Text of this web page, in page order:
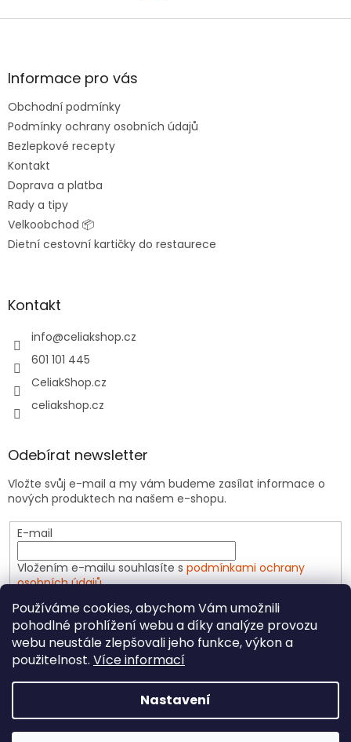
Používáme cookies, abychom Vám umožnili
pohodlné prohlížení webu a díky analýze provozu
webu neustále zlepšovali jeho funkce, výkon a
použitelnost. Více informací
Nastavení
Z
aInformace pro vás
Obchodní podmínky
Podmínky ochrany osobních údajů
Bezlepkové recepty
Kontakt
Doprava a platba
Rady a tipy
Velkoobchod 📦
Dietní cestovní kartičky do restaurece
Kontakt
info@celiakshop.cz
601 101 445
CeliakShop.cz
celiakshop.cz
Odebírat newsletter
Vložte svůj e-mail a my vám budeme zasílat informace o
nových produktech na našem e-shopu.
E-mail
Vložením e-mailu souhlasíte s podmínkami ochrany
osobních údajů
PŘIHLÁSIT SE
Copyright 2026CeliakShop.cz. Všechna práva